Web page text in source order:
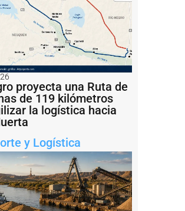
proyecta una Ruta de
de 119 kilómetros
la logística hacia
y Logística